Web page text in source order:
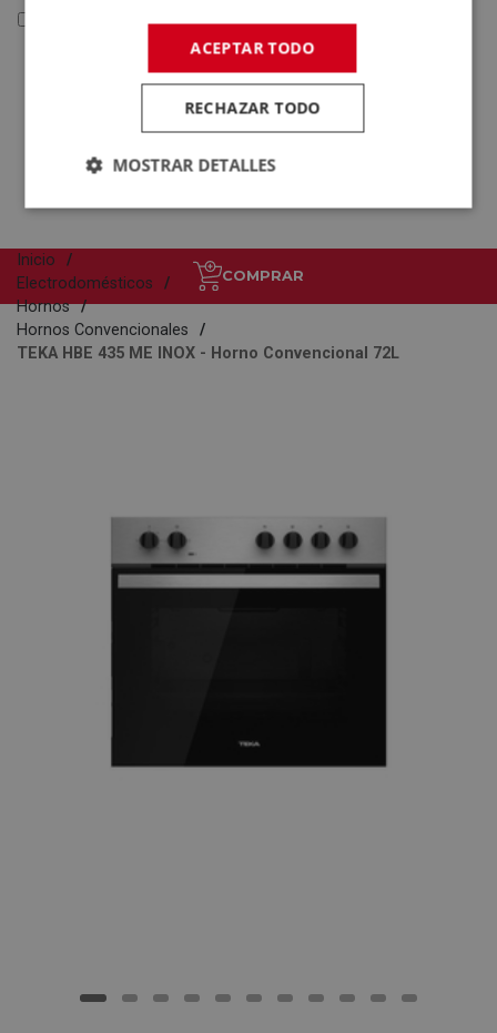
Reacondicionados y Outlet
Reacondicionados y
Outlet
Electrodomésticos
COMPRAR
Inicio
Electrodomésticos
Hornos
Hornos Convencionales
TEKA HBE 435 ME INOX - Horno Convencional 72L
ACEPTAR TODO
RECHAZAR TODO
MOSTRAR DETALLES